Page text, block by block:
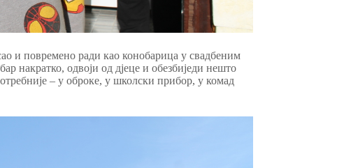
и повремено ради као конобарица у свадбеним
накратко, одвоји од дјеце и обезбиједи нешто
– у оброке, у школски прибор, у комад